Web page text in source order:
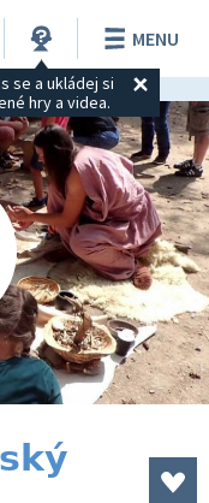
se a ukládej si
hry a videa.
MENU